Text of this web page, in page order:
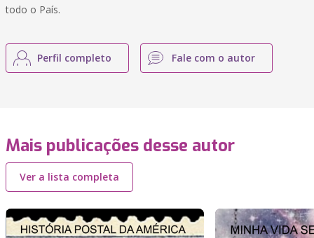
todo o País.
Perfil completo Fale com o autor
Mais publicações desse autor
Ver a lista completa